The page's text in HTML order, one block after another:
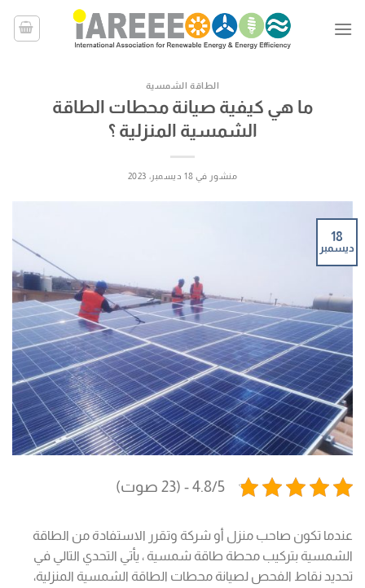
للمحتوى
الطاقة الشمسية
ما هي كيفية صيانة محطات الطاقة
الشمسية المنزلية ؟
منشور في 18 ديسمبر، 2023
18
ديسمبر
4.8/5 - (23 صوت)
عندما تكون صاحب منزل أو شركة وتقرر الاستفادة من الطاقة
الشمسية بتركيب محطة طاقة شمسية ، يأتي التحدي التالي في
تحديد نقاط الفحص لصيانة محطات الطاقة الشمسية المنزلية،